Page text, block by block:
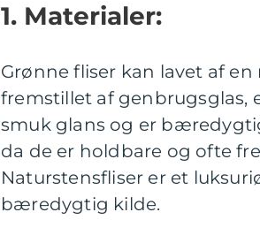
1. Materialer:
Grønne fliser kan lavet af
fremstillet af genbrugsglas,
smuk glans og er
da de er holdbare og ofte
Naturstensfliser er et
bæredygtig kilde.